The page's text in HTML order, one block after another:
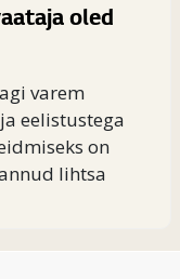
oled
varem
eelistustega
on
lihtsa